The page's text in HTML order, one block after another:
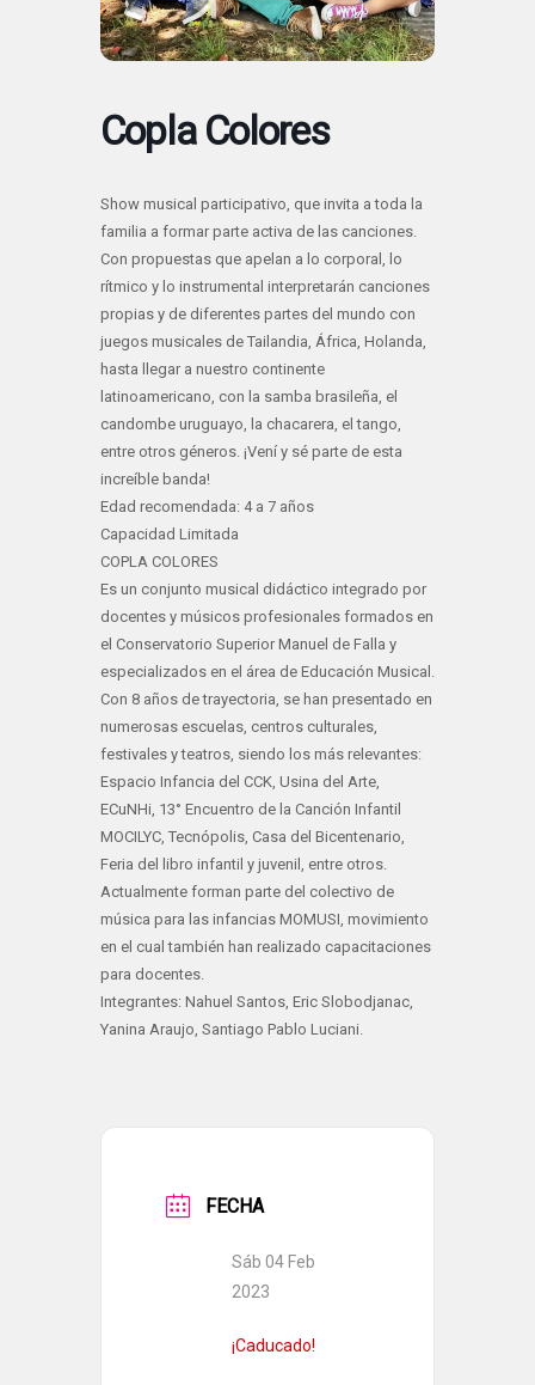
Copla Colores
Show musical participativo, que invita a toda la
familia a formar parte activa de las canciones.
Con propuestas que apelan a lo corporal, lo
rítmico y lo instrumental interpretarán canciones
propias y de diferentes partes del mundo con
juegos musicales de Tailandia, África, Holanda,
hasta llegar a nuestro continente
latinoamericano, con la samba brasileña, el
candombe uruguayo, la chacarera, el tango,
entre otros géneros. ¡Vení y sé parte de esta
increíble banda!
Edad recomendada: 4 a 7 años
Capacidad Limitada
COPLA COLORES
Es un conjunto musical didáctico integrado por
docentes y músicos profesionales formados en
el Conservatorio Superior Manuel de Falla y
especializados en el área de Educación Musical.
Con 8 años de trayectoria, se han presentado en
numerosas escuelas, centros culturales,
festivales y teatros, siendo los más relevantes:
Espacio Infancia del CCK, Usina del Arte,
ECuNHi, 13° Encuentro de la Canción Infantil
MOCILYC, Tecnópolis, Casa del Bicentenario,
Feria del libro infantil y juvenil, entre otros.
Actualmente forman parte del colectivo de
música para las infancias MOMUSI, movimiento
en el cual también han realizado capacitaciones
para docentes.
Integrantes: Nahuel Santos, Eric Slobodjanac,
Yanina Araujo, Santiago Pablo Luciani.
FECHA
Sáb 04 Feb
2023
¡Caducado!